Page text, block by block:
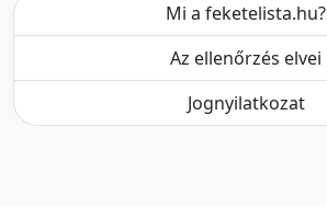
Mi a feketelista.hu?
Az ellenőrzés elvei
Jognyilatkozat